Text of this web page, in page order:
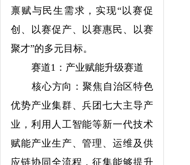
禀赋与民生需求，实现“以赛促
创、以赛促产、以赛惠民、以赛
聚才”的多元目标。
赛道1：产业赋能升级赛道
核心方向：聚焦自治区特色
优势产业集群、兵团七大主导产
业，利用人工智能等新一代技术
赋能产业生产、管理、运维及供
应链协同全流程，征集能够提升